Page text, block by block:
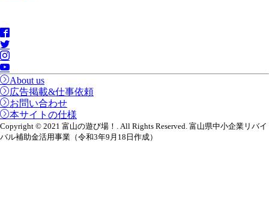
About us
広告掲載&仕事依頼
お問い合わせ
本サイトの仕様
Copyright © 2021 富山の遊び場！. All Rights Reserved. 富山県中小企業リバイ
バル補助金活用事業（令和3年9月18日作成）